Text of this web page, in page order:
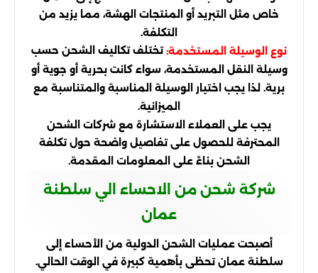
خاص مثل التبريد أو المنتجات الهشة، مما يزيد من
التكلفة.
نوع الوسيلة المستخدمة:تختلف تكاليف الشحن حسب
وسيلة النقل المستخدمة، سواء كانت بحرية أو جوية أو
برية. لذا يجب اختيار الوسيلة المناسبة والمتناسبة مع
الميزانية.
يجب على العملاء الاستشارة مع شركات الشحن
المحترفة للحصول على تفاصيل واضحة حول تكلفة
الشحن بناءً على المعلومات المقدمة.
شركة شحن من الاحساء الي سلطنة
عمان
أصبحت عمليات الشحن الدولية من الأحساء إلى
سلطنة عمان تحظى بأهمية كبيرة في الوقت الحالي.